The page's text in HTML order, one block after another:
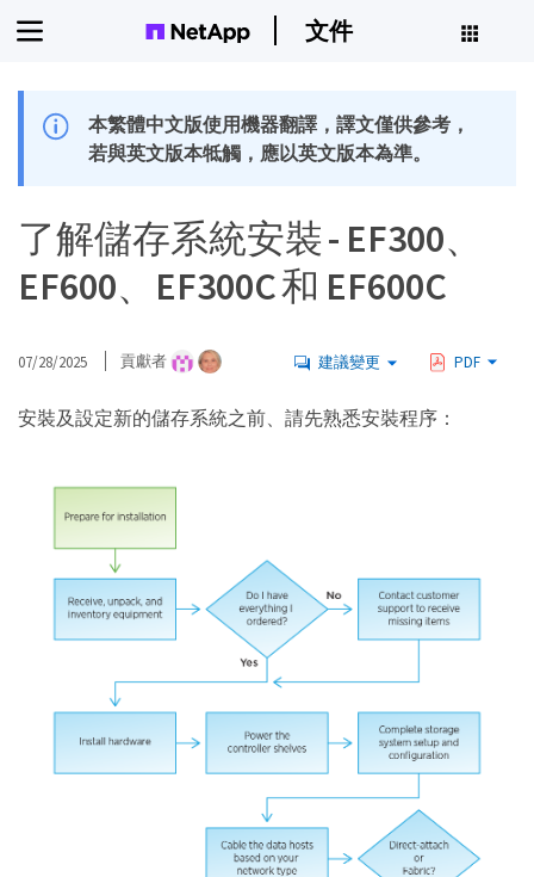
文件
本繁體中文版使用機器翻譯，譯文僅供參考，
若與英文版本牴觸，應以英文版本為準。
了解儲存系統安裝 - EF300、
EF600、EF300C 和 EF600C
07/28/2025 貢獻者 建議變更 PDF
安裝及設定新的儲存系統之前、請先熟悉安裝程序：